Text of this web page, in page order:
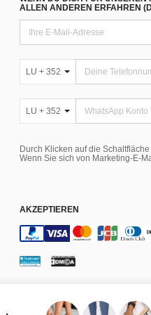
ALLEN ANDEREN ERFAHREN
LU + 352
LU + 352
Durch Klicken auf die
Wenn Sie sich von Marketing-E-
AKZEPTIEREN